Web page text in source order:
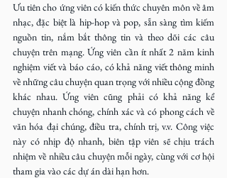
Ưu tiên cho ứng viên có kiến thức chuyên môn về âm
nhạc, đặc biệt là hip-hop và pop, sẵn sàng tìm kiếm
nguồn tin, nắm bắt thông tin và theo dõi các câu
chuyện trên mạng. Ứng viên cần ít nhất 2 năm kinh
nghiệm viết và báo cáo, có khả năng viết thông minh
về những câu chuyện quan trọng với nhiều cộng đồng
khác nhau. Ứng viên cũng phải có khả năng kể
chuyện nhanh chóng, chính xác và có phong cách về
văn hóa đại chúng, điều tra, chính trị, v.v. Công việc
này có nhịp độ nhanh, biên tập viên sẽ chịu trách
nhiệm về nhiều câu chuyện mỗi ngày, cùng với cơ hội
tham gia vào các dự án dài hạn hơn.